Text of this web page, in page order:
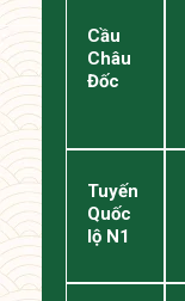
Cầu
Châu
Đốc
Tuyến
Quốc
lộ N1